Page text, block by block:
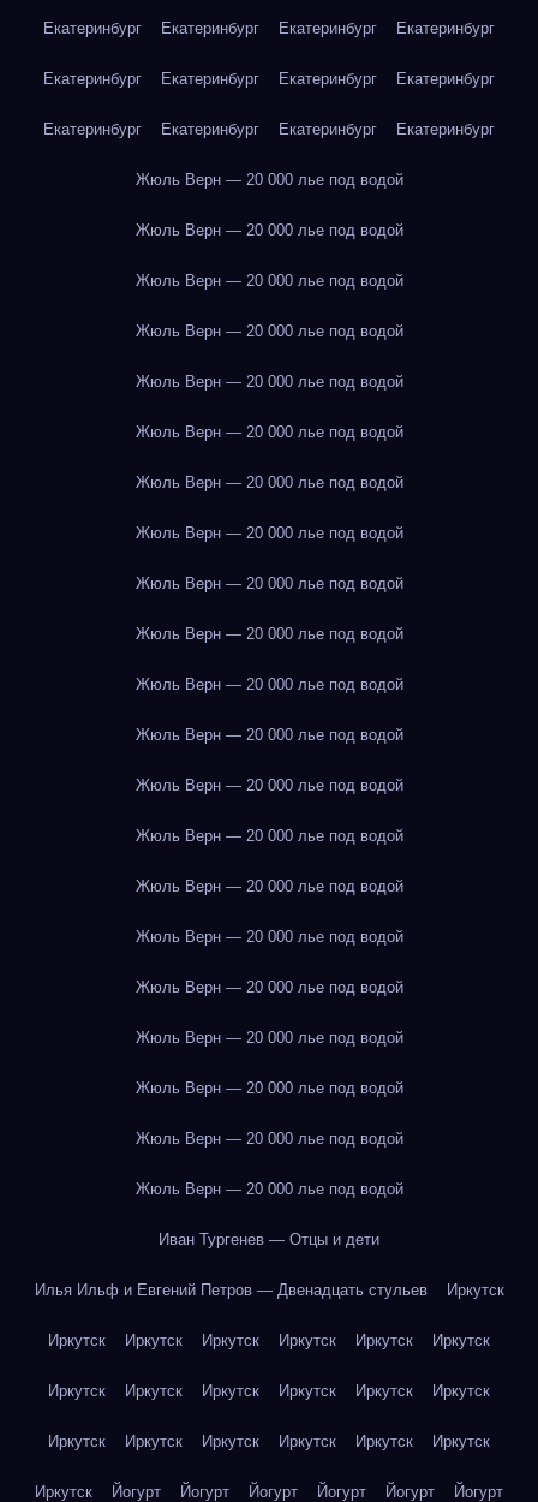
Екатеринбург Екатеринбург Екатеринбург Екатеринбург
Екатеринбург Екатеринбург Екатеринбург Екатеринбург
Екатеринбург Екатеринбург Екатеринбург Екатеринбург
Жюль Верн — 20 000 лье под водой
Жюль Верн — 20 000 лье под водой
Жюль Верн — 20 000 лье под водой
Жюль Верн — 20 000 лье под водой
Жюль Верн — 20 000 лье под водой
Жюль Верн — 20 000 лье под водой
Жюль Верн — 20 000 лье под водой
Жюль Верн — 20 000 лье под водой
Жюль Верн — 20 000 лье под водой
Жюль Верн — 20 000 лье под водой
Жюль Верн — 20 000 лье под водой
Жюль Верн — 20 000 лье под водой
Жюль Верн — 20 000 лье под водой
Жюль Верн — 20 000 лье под водой
Жюль Верн — 20 000 лье под водой
Жюль Верн — 20 000 лье под водой
Жюль Верн — 20 000 лье под водой
Жюль Верн — 20 000 лье под водой
Жюль Верн — 20 000 лье под водой
Жюль Верн — 20 000 лье под водой
Жюль Верн — 20 000 лье под водой
Иван Тургенев — Отцы и дети
Илья Ильф и Евгений Петров — Двенадцать стульев Иркутск
Иркутск Иркутск Иркутск Иркутск Иркутск Иркутск
Иркутск Иркутск Иркутск Иркутск Иркутск Иркутск
Иркутск Иркутск Иркутск Иркутск Иркутск Иркутск
Иркутск Йогурт Йогурт Йогурт Йогурт Йогурт Йогурт